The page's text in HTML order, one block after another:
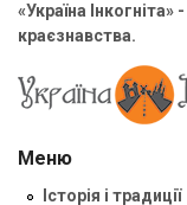
«Україна
краєзнавства.
Меню
Історія і традиції